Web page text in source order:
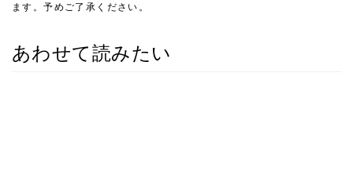
ます。予めご了承ください。
あわせて読みたい